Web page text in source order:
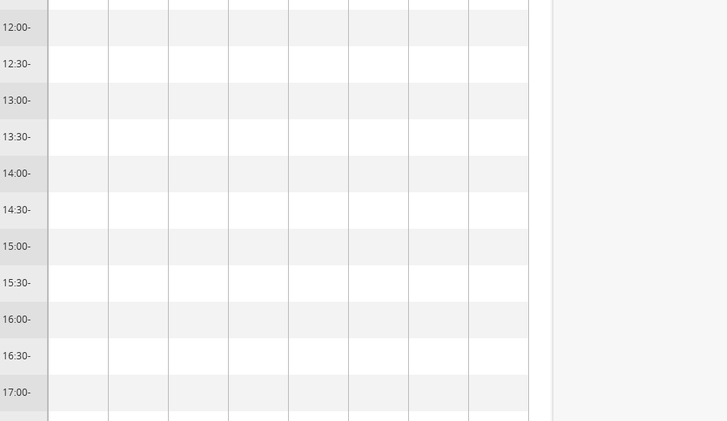
12:00-
12:30-
13:00-
13:30-
14:00-
14:30-
15:00-
15:30-
16:00-
16:30-
17:00-